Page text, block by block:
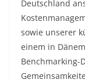
Deutschland
sowie unserer
einem in
Benchmarking-